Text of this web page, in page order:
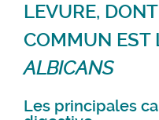
LEVURE,
COMMUN EST
ALBICANS
Les principales